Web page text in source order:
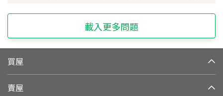
載入更多問題
買屋
賣屋